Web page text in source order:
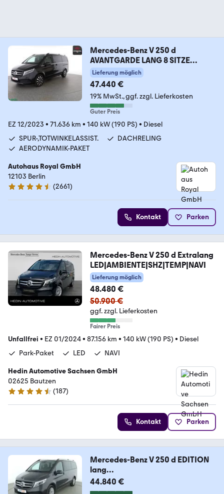
Mercedes-Benz V 250 d
AVANTGARDE LANG 8 SITZE
KAMERA,LED,AHK
Lieferung möglich
47.440 €
19% MwSt. ggf. zzgl. Lieferkosten
Guter Preis
EZ 12/2023 • 71.636 km • 140 kW (190 PS) • Diesel
SPUR-,TOTWINKELASSIST.
DACHRELING
AERODYNAMIK-PAKET
Autohaus Royal GmbH
12103 Berlin
4.6 Sterne
(2661)
Kontakt Parken
Mercedes-Benz V 250 d Extralang
LED|AMBIENTE|SHZ|TEMP|NAVI
Lieferung möglich
48.480 €
50.900 €
ggf. zzgl. Lieferkosten
Fairer Preis
Unfallfrei • EZ 01/2024• 87.156 km • 140 kW (190 PS) • Diesel
Park-Paket
LED NAVI
Hedin Automotive Sachsen GmbH
02625 Bautzen
4.5 Sterne
(187)
Kontakt Parken
Mercedes-Benz V 250 d EDITION
lang
Aut.*NAVI*TEMPO*LED*CAM*SHZ
44.840 €